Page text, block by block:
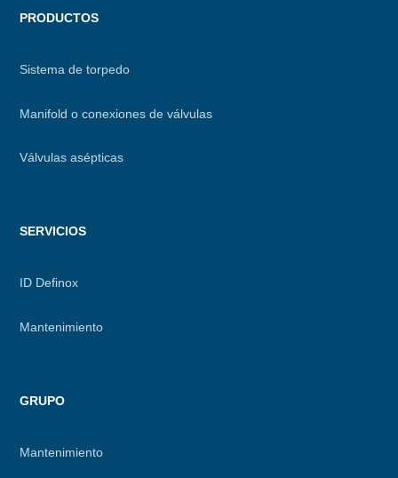
PRODUCTOS
Sistema de torpedo
Manifold o conexiones de válvulas
Válvulas asépticas
SERVICIOS
ID Definox
Mantenimiento
GRUPO
Mantenimiento